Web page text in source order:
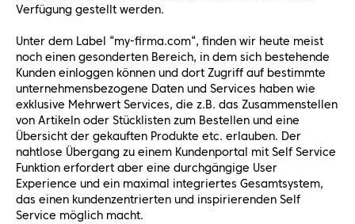
Verfügung gestellt werden.
Unter dem Label “my-firma.com“, finden wir heute meist
noch einen gesonderten Bereich, in dem sich bestehende
Kunden einloggen können und dort Zugriff auf bestimmte
unternehmensbezogene Daten und Services haben wie
exklusive Mehrwert Services, die z.B. das Zusammenstellen
von Artikeln oder Stücklisten zum Bestellen und eine
Übersicht der gekauften Produkte etc. erlauben. Der
nahtlose Übergang zu einem Kundenportal mit Self Service
Funktion erfordert aber eine durchgängige User
Experience und ein maximal integriertes Gesamtsystem,
das einen kundenzentrierten und inspirierenden Self
Service möglich macht.